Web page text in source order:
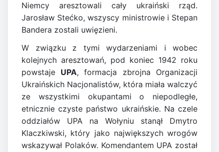
Niemcy aresztowali cały ukraiński rząd.
Jarosław Stećko, wszyscy ministrowie i Stepan
Bandera zostali uwięzieni.
W związku z tymi wydarzeniami i wobec
kolejnych aresztowań, pod koniec 1942 roku
powstaje UPA, formacja zbrojna Organizacji
Ukraińskich Nacjonalistów, która miała walczyć
ze wszystkimi okupantami o niepodległe,
etnicznie czyste państwo ukraińskie. Na czele
oddziałów UPA na Wołyniu stanął Dmytro
Klaczkiwski, który jako największych wrogów
wskazywał Polaków. Komendantem UPA został